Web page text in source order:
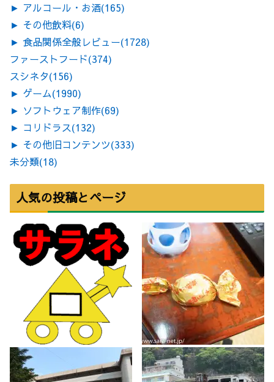
► アルコール・お酒(165)
► その他飲料(6)
► 食品関係全般レビュー(1728)
ファーストフード(374)
スシネタ(156)
► ゲーム(1990)
► ソフトウェア制作(69)
► コリドラス(132)
► その他旧コンテンツ(333)
未分類(18)
人気の投稿とページ